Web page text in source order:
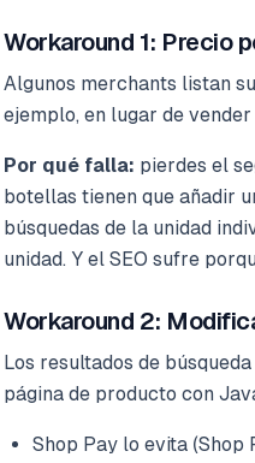
Workaround 1: Precio
Algunos merchants listan
ejemplo, en lugar de
Por qué falla: pierdes el
botellas tienen que añadir
búsquedas de la unidad
unidad. Y el SEO sufre
Workaround 2:
Los resultados de
página de producto con
Shop Pay lo evita